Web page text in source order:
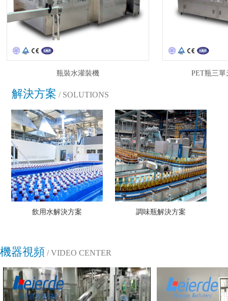
瓶裝水灌裝機 PET瓶三
解決方案 / SOLUTIONS
飲用水解決方案 調味瓶解決方案
機器視頻 / VIDEO CENTER